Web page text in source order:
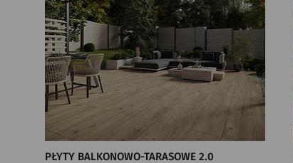
PŁYTY BALKONOWO-TARASOWE 2.0